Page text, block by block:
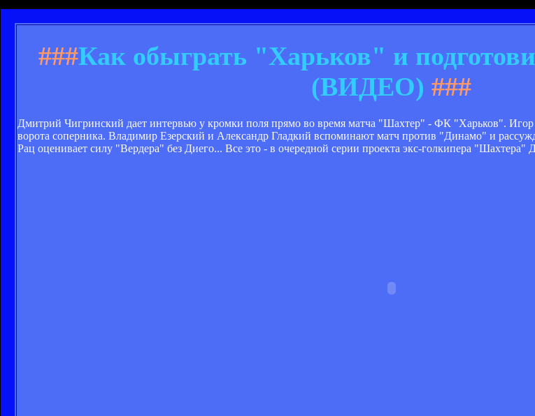
###Как обыграть "Харьков" и
(ВИДЕО) ###
Дмитрий Чигринский дает интервью у кромки поля прямо во время матча "Шахтер" - ФК "Харьков". Игор
ворота соперника. Владимир Езерский и Александр Гладкий вспоминают матч против "Динамо" и
Рац оценивает силу "Вердера" без Диего... Все это - в очередной серии проекта экс-голкипера "Шахтера"